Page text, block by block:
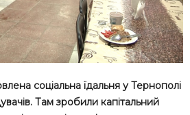
соціальна їдальня у Тернополі
Там зробили капітальний